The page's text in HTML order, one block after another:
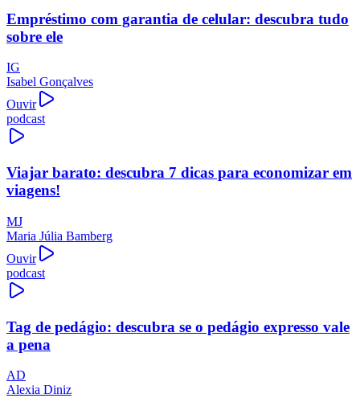
Empréstimo com garantia de celular: descubra tudo
sobre ele
IG
Isabel Gonçalves
Ouvir
podcast
Viajar barato: descubra 7 dicas para economizar em
viagens!
MJ
Maria Júlia Bamberg
Ouvir
podcast
Tag de pedágio: descubra se o pedágio expresso vale
a pena
AD
Alexia Diniz